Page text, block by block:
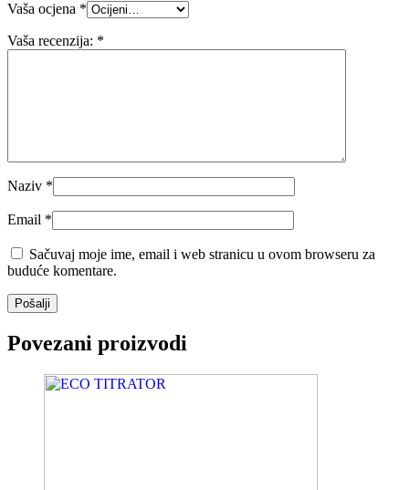
Vaša ocjena *
Vaša recenzija: *
Naziv *
Email *
Sačuvaj moje ime, email i web stranicu u ovom browseru za
buduće komentare.
Povezani proizvodi